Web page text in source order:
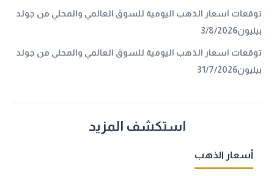
توقعات اسعار الذهب اليومية للسوق العالمي والمحلي من جولد
بيليون3/8/2026
توقعات اسعار الذهب اليومية للسوق العالمي والمحلي من جولد
بيليون31/7/2026
استكشف المزيد
أسعار الذهب